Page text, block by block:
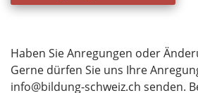
Haben Sie Anregungen oder
Gerne dürfen Sie uns Ihre
info@bildung-schweiz.ch senden.